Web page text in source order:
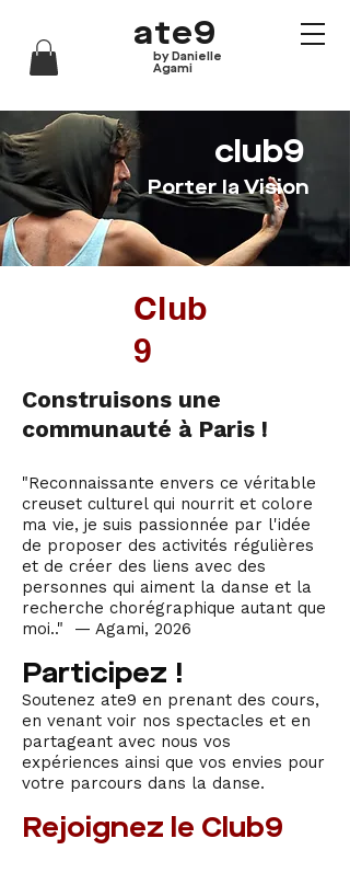
ate9
by Danielle
Agami
club9
Porter la Vision
Club
9
Construisons une
communauté à Paris !
"Reconnaissante envers ce véritable
creuset culturel qui nourrit et colore
ma vie, je suis passionnée par l'idée
de proposer des activités régulières
et de créer des liens avec des
personnes qui aiment la danse et la
recherche chorégraphique autant que
moi.." — Agami, 2026
Participez !
Soutenez ate9 en prenant des cours,
en venant voir nos spectacles et en
partageant avec nous vos
expériences ainsi que vos envies pour
votre parcours dans la danse.
Rejoignez le Club9